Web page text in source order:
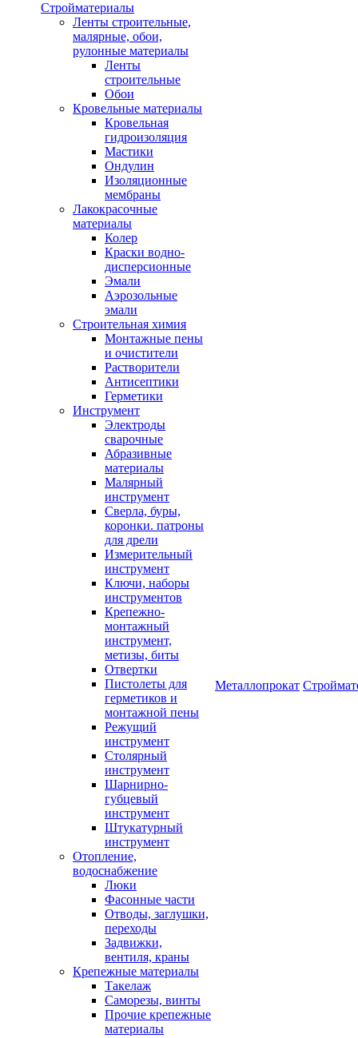
Стройматериалы
Ленты строительные,
малярные, обои,
рулонные материалы
Ленты
строительные
Обои
Кровельные материалы
Кровельная
гидроизоляция
Мастики
Ондулин
Изоляционные
мембраны
Лакокрасочные
материалы
Колер
Краски водно-
дисперсионные
Эмали
Аэрозольные
эмали
Строительная химия
Монтажные пены
и очистители
Растворители
Антисептики
Герметики
Инструмент
Электроды
сварочные
Абразивные
материалы
Малярный
инструмент
Сверла, буры,
коронки. патроны
для дрели
Измерительный
инструмент
Ключи, наборы
инструментов
Крепежно-
монтажный
инструмент,
метизы, биты
Отвертки
Пистолеты для
герметиков и
монтажной пены
Режущий
инструмент
Столярный
инструмент
Шарнирно-
губцевый
инструмент
Штукатурный
инструмент
Отопление,
водоснабжение
Люки
Фасонные части
Отводы, заглушки,
переходы
Задвижки,
вентиля, краны
Крепежные материалы
Такелаж
Саморезы, винты
Прочие крепежные
материалы
Металлопрокат